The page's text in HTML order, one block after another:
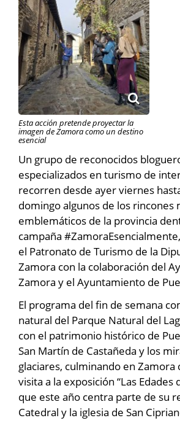
Esta acción pretende proyectar la
imagen de Zamora como un destino
esencial
Un grupo de reconocidos
especializados en turismo de
recorren desde ayer viernes
domingo algunos de los rincones
emblemáticos de la provincia
campaña
el Patronato de Turismo de la
Zamora con la colaboración del
Zamora y el Ayuntamiento de
El programa del fin de semana
natural del Parque Natural del
con el patrimonio histórico de
San Martín de Castañeda y los
glaciares, culminando en Zamora
visita a la exposición “Las Edades
que este año centra parte de su
Catedral y la iglesia de San